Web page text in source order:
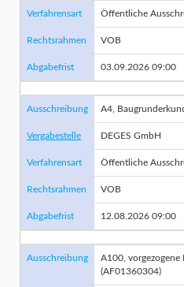
Verfahrensart Öffentliche
Rechtsrahmen VOB
Abgabefrist 03.09.2026 09:00
Ausschreibung A4,
Vergabestelle DEGES GmbH
Verfahrensart Öffentliche
Rechtsrahmen VOB
Abgabefrist 12.08.2026 09:00
Ausschreibung
A100, vorgezogene
(AF01360304)